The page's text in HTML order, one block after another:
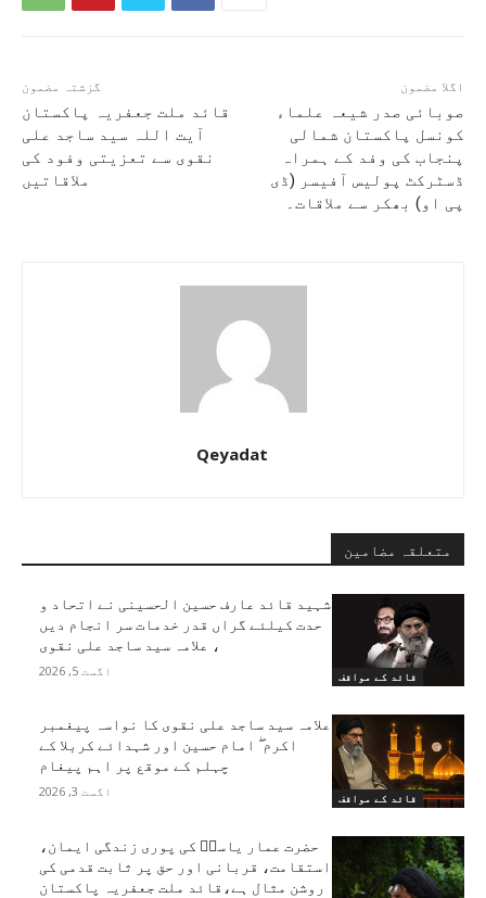
گزشتہ مضمون
قائد ملت جعفریہ پاکستان
آیت اللہ سید ساجد علی
نقوی سے تعزیتی وفود کی
ملاقاتیں
اگلا مضمون
صوبائی صدر شیعہ علماء
کونسل پاکستان شمالی
پنجاب کی وفد کے ہمراہ
ڈسٹرکٹ پولیس آفیسر (ڈی
پی او) بھکر سے ملاقات۔
Qeyadat
متعلقہ مضامین
قائد کے مواقف
شہید قائد عارف حسین الحسینی نے اتحاد و
حدت کیلئے گراں قدر خدمات سر انجام دیں
، علامہ سید ساجد علی نقوی
اگست 5, 2026
قائد کے مواقف
علامہ سید ساجد علی نقوی کا نواسہ پیغمبر
اکرم ۖ امام حسین اور شہدائے کربلا کے
چہلم کے موقع پر اہم پیغام
اگست 3, 2026
حضرت عمار یاسرؑ کی پوری زندگی ایمان،
استقامت، قربانی اور حق پر ثابت قدمی کی
روشن مثال ہے،قائد ملت جعفریہ پاکستان